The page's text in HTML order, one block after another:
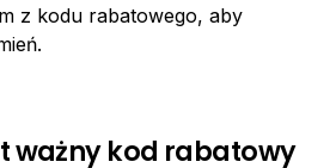
z kodu rabatowego, aby
ważny kod rabatowy